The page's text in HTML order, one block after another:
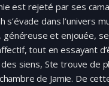
est rejeté par ses
dans l’univers
généreuse et enjouée, se
tout en essayant
siens, Ste trouve de
de Jamie. De